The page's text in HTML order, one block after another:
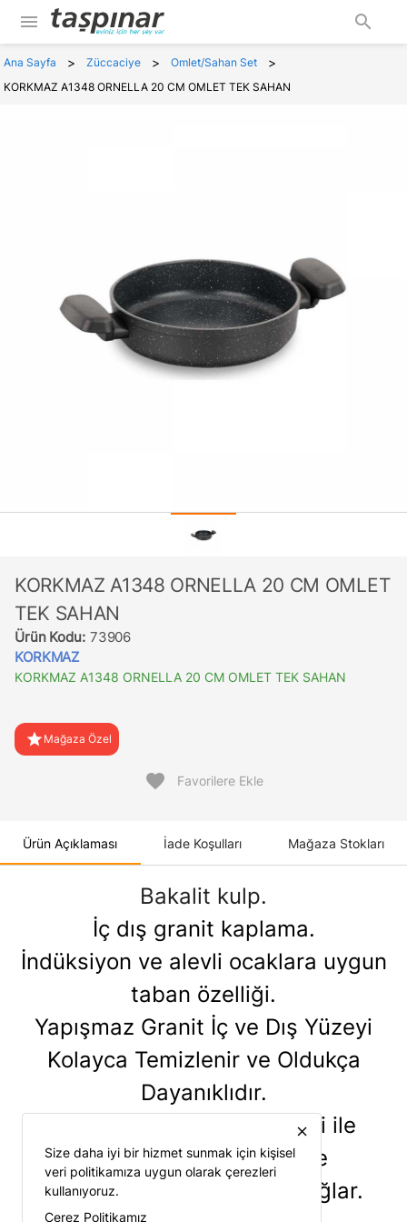
menu search
Ana Sayfa > Züccaciye > Omlet/Sahan Set >
KORKMAZ A1348 ORNELLA 20 CM OMLET TEK SAHAN
KORKMAZ A1348 ORNELLA 20 CM OMLET
TEK SAHAN
Ürün Kodu: 73906
KORKMAZ
KORKMAZ A1348 ORNELLA 20 CM OMLET TEK SAHAN
star Mağaza Özel
favorite Favorilere Ekle
Ürün Açıklaması İade Koşulları Mağaza Stokları
Bakalit kulp.
İç dış granit kaplama.
İndüksiyon ve alevli ocaklara uygun
taban özelliği.
Yapışmaz Granit İç ve Dış Yüzeyi
Kolayca Temizlenir ve Oldukça
Dayanıklıdır.
Granit Kaplama Teknolojisi ile
Yüksek Kalitede Pişirme
Performansı ve Kolaylık Sağlar.
close
Size daha iyi bir hizmet sunmak için kişisel
veri politikamıza uygun olarak çerezleri
kullanıyoruz.
Çerez Politikamız